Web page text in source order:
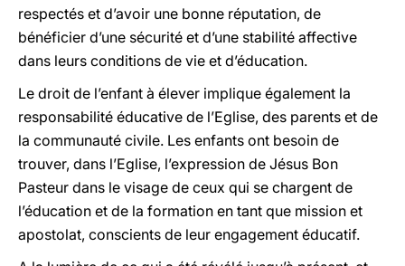
respectés et d’avoir une bonne réputation, de
bénéficier d’une sécurité et d’une stabilité affective
dans leurs conditions de vie et d’éducation.
Le droit de l’enfant à élever implique également la
responsabilité éducative de l’Eglise, des parents et de
la communauté civile. Les enfants ont besoin de
trouver, dans l’Eglise, l’expression de Jésus Bon
Pasteur dans le visage de ceux qui se chargent de
l’éducation et de la formation en tant que mission et
apostolat, conscients de leur engagement éducatif.